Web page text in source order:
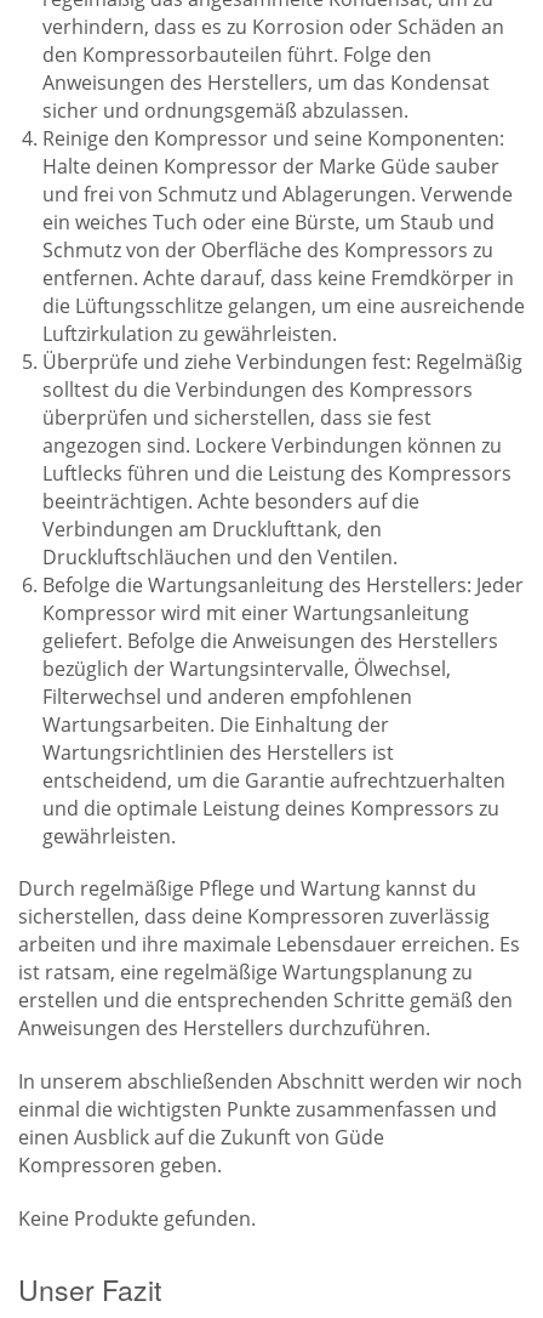
verhindern, dass es zu Korrosion oder Schäden an
den Kompressorbauteilen führt. Folge den
Anweisungen des Herstellers, um das Kondensat
sicher und ordnungsgemäß abzulassen.
Reinige den Kompressor und seine Komponenten:
Halte deinen Kompressor der Marke Güde sauber
und frei von Schmutz und Ablagerungen. Verwende
ein weiches Tuch oder eine Bürste, um Staub und
Schmutz von der Oberfläche des Kompressors zu
entfernen. Achte darauf, dass keine Fremdkörper in
die Lüftungsschlitze gelangen, um eine ausreichende
Luftzirkulation zu gewährleisten.
Überprüfe und ziehe Verbindungen fest: Regelmäßig
solltest du die Verbindungen des Kompressors
überprüfen und sicherstellen, dass sie fest
angezogen sind. Lockere Verbindungen können zu
Luftlecks führen und die Leistung des Kompressors
beeinträchtigen. Achte besonders auf die
Verbindungen am Drucklufttank, den
Druckluftschläuchen und den Ventilen.
Befolge die Wartungsanleitung des Herstellers: Jeder
Kompressor wird mit einer Wartungsanleitung
geliefert. Befolge die Anweisungen des Herstellers
bezüglich der Wartungsintervalle, Ölwechsel,
Filterwechsel und anderen empfohlenen
Wartungsarbeiten. Die Einhaltung der
Wartungsrichtlinien des Herstellers ist
entscheidend, um die Garantie aufrechtzuerhalten
und die optimale Leistung deines Kompressors zu
gewährleisten.
Durch regelmäßige Pflege und Wartung kannst du
sicherstellen, dass deine Kompressoren zuverlässig
arbeiten und ihre maximale Lebensdauer erreichen. Es
ist ratsam, eine regelmäßige Wartungsplanung zu
erstellen und die entsprechenden Schritte gemäß den
Anweisungen des Herstellers durchzuführen.
In unserem abschließenden Abschnitt werden wir noch
einmal die wichtigsten Punkte zusammenfassen und
einen Ausblick auf die Zukunft von Güde
Kompressoren geben.
Keine Produkte gefunden.
Unser Fazit